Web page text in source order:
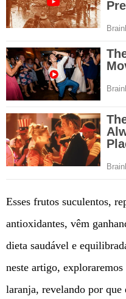
Esses frutos suculentos,
antioxidantes, vêm
dieta saudável e
neste artigo,
laranja, revelando por que